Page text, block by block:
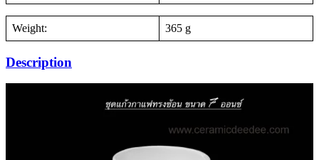
Weight: 365 g
Description